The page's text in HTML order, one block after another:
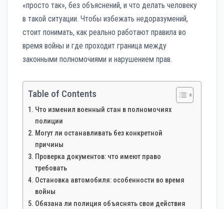
«просто так», без объяснений, и что делать человеку
в такой ситуации. Чтобы избежать недоразумений,
стоит понимать, как реально работают правила во
время войны и где проходит граница между
законными полномочиями и нарушением прав.
Table of Contents
Что изменил военный стан в полномочиях
полиции
Могут ли останавливать без конкретной
причины
Проверка документов: что имеют право
требовать
Остановка автомобиля: особенности во время
войны
Обязана ли полиция объяснять свои действия